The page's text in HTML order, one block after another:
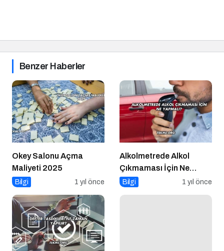
Benzer Haberler
Okey Salonu Açma
Maliyeti 2025
Bilgi 1 yıl önce
Alkolmetrede Alkol
Çıkmaması İçin Ne
Yapmalı?
Bilgi 1 yıl önce